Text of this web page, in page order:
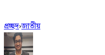
প্রচ্ছদ›জাতীয়